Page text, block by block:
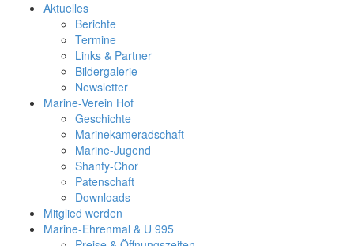
Aktuelles
Berichte
Termine
Links & Partner
Bildergalerie
Newsletter
Marine-Verein Hof
Geschichte
Marinekameradschaft
Marine-Jugend
Shanty-Chor
Patenschaft
Downloads
Mitglied werden
Marine-Ehrenmal & U 995